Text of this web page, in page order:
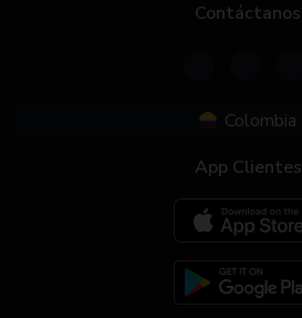
Contáctanos
Colombia
App Clientes